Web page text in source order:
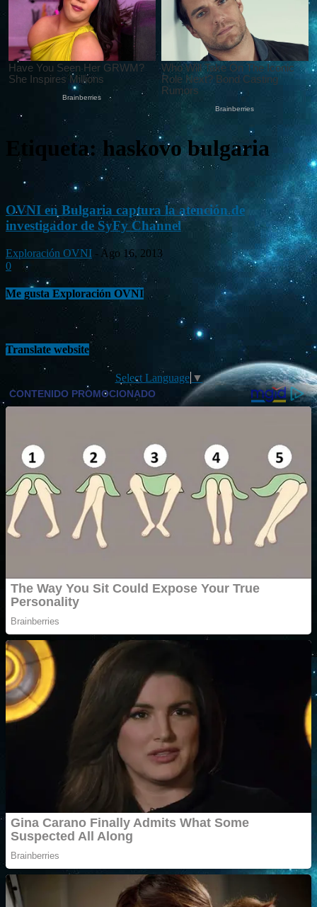
Etiqueta: haskovo bulgaria
OVNI en Bulgaria captura la atención de
investigador de SyFy Channel
Exploración OVNI - Ago 16, 2013
0
Me gusta Exploración OVNI
Translate website
Select Language ▼